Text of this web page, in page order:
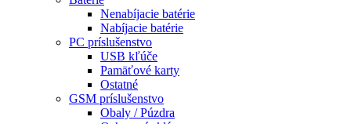
Nenabíjacie batérie
Nabíjacie batérie
PC príslušenstvo
USB kľúče
Pamäťové karty
Ostatné
GSM príslušenstvo
Obaly / Púzdra